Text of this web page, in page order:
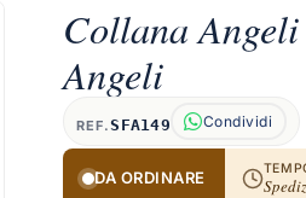
Collana
Angeli
REF.SFA149 Condividi
DA ORDINARE